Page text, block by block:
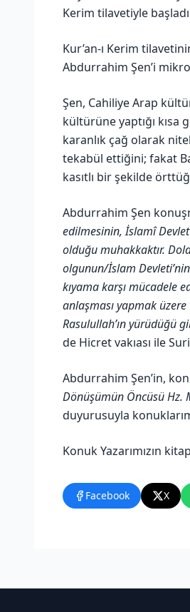
Kerim tilavetiyle
Kur’an-ı Kerim
Abdurrahim Şen’i
Şen, Cahiliye Arap
kültürüne yaptığı kısa
karanlık çağ olarak
tekabül ettiğini; fakat
kasıtlı bir şekilde
Abdurrahim Şen
edilmesinin, İslamî
olduğu muhakkaktır.
olgunun/İslam
kıyama karşı mücadele
anlaşması yapmak
Rasulullah’ın yürüdüğü
de Hicret vakıası ile
Abdurrahim Şen’in,
Dönüşümün Öncüsü Hz.
duyurusuyla
Konuk Yazarımızın
Facebook X